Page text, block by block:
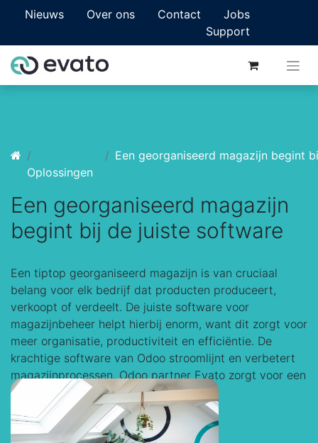
Nieuws Over ons Contact
Jobs
Support
Oplossingen
Een georganiseerd magazijn begint bij
Een georganiseerd magazijn
begint bij de juiste software
Een tiptop georganiseerd magazijn is van cruciaal
belang voor elk bedrijf dat producten produceert,
verkoopt of verdeelt. De juiste software voor
magazijnbeheer helpt hierbij enorm, want dit zorgt voor
meer organisatie, productiviteit en efficiëntie. De
krachtige software van Odoo stroomlijnt en verbetert
magazijnprocessen. Odoo partner Evato zorgt voor een
vlekkeloze implementatie.